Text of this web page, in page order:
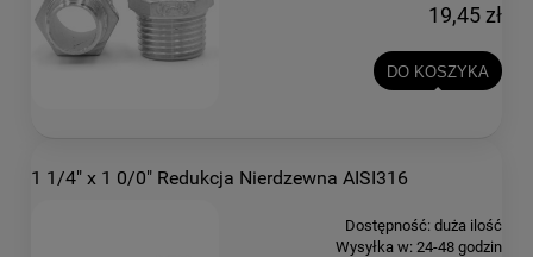
19,45 zł
DO KOSZYKA
1 1/4" x 1 0/0" Redukcja Nierdzewna AISI316
Dostępność: duża ilość
Wysyłka w: 24-48 godzin